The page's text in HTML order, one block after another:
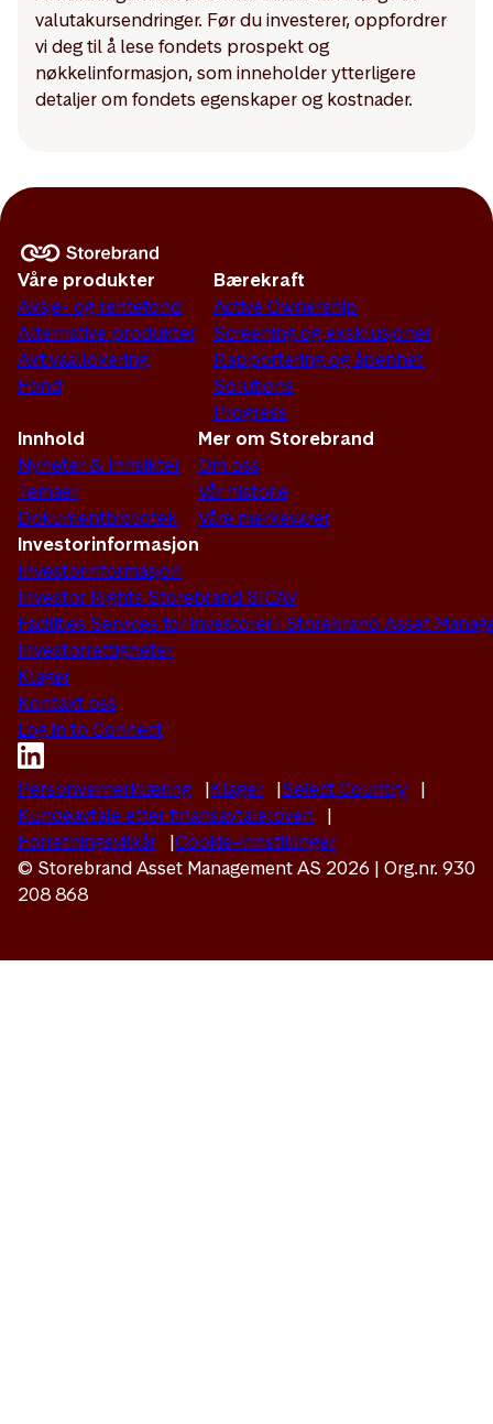
valutakursendringer. Før du investerer, oppfordrer
vi deg til å lese fondets prospekt og
nøkkelinformasjon, som inneholder ytterligere
detaljer om fondets egenskaper og kostnader.
Våre produkter
Aksje- og rentefond
Alternative produkter
Aktivaallokering
Fond
Bærekraft
Active Ownership
Screening og eksklusjoner
Rapportering og åpenhet
Solutions
Progress
Innhold
Nyheter & Innsikter
Temaer
Dokumentbibliotek
Mer om Storebrand
Om oss
Vår historie
Våre merkevarer
Investorinformasjon
Investorinformasjon
Investor Rights Storebrand SICAV
Facilities Services for investorer i Storebrand Asset
Investorrettigheter
Klager
Kontakt oss
Log in to Connect
Personvernerklæring Klager
Select Country
Kundeavtale etter finansavtaleloven
Forretningsvilkår
Cookie-innstillinger
© Storebrand Asset Management AS 2026 | Org.nr. 930
208 868